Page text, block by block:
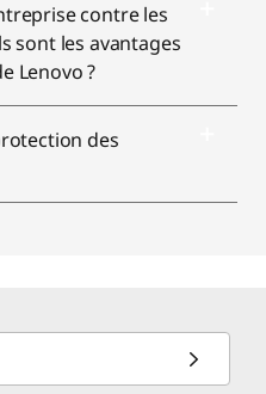
contre les
sont les avantages
Lenovo ?
des